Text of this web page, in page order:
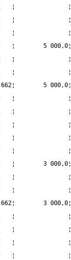
¦   ¦               ¦
¦   ¦               ¦
¦   ¦               ¦
¦        5 000,0¦
¦   ¦               ¦
¦   ¦               ¦
5 000,0¦
¦   ¦               ¦
¦   ¦               ¦
¦   ¦               ¦
¦   ¦               ¦
¦   ¦               ¦
¦        3 000,0¦
¦   ¦               ¦
¦   ¦               ¦
3 000,0¦
¦   ¦               ¦
¦   ¦               ¦
¦   ¦               ¦
¦   ¦               ¦